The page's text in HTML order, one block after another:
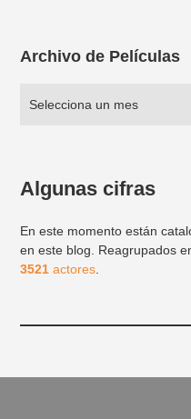
Archivo de Películas
Algunas cifras
En este momento están
en este blog. Reagrupados
3521 actores